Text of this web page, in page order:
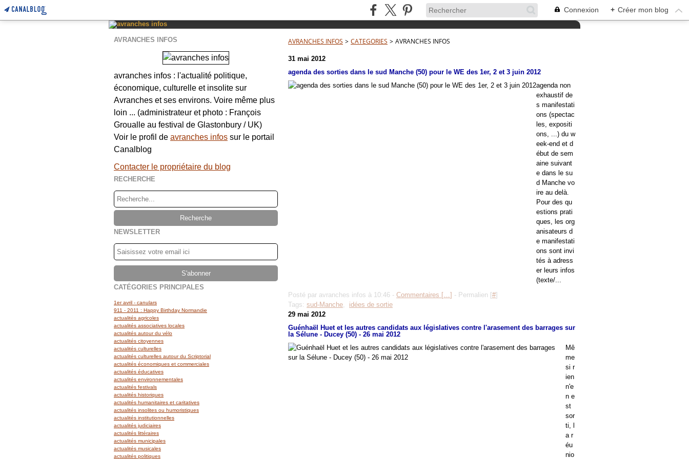
Connexion + Créer mon blog
AVRANCHES INFOS
avranches infos : l'actualité politique,
économique, culturelle et insolite sur
Avranches et ses environs. Voire même plus
loin ... (administrateur et photo : François
Groualle au festival de Glastonbury / UK)
Voir le profil de avranches infos sur le portail
Canalblog
Contacter le propriétaire du blog
RECHERCHE
NEWSLETTER
CATÉGORIES PRINCIPALES
1er avril - canulars
911 - 2011 : Happy Birthday Normandie
actualités agricoles
actualités associatives locales
actualités autour du vélo
actualités citoyennes
actualités culturelles
actualités culturelles autour du Scriptorial
actualités économiques et commerciales
actualités éducatives
actualités environnementales
actualités festivals
actualités historiques
actualités humanitaires et caritatives
actualités insolites ou humoristiques
actualités institutionnelles
actualités judiciaires
actualités littéraires
actualités municipales
actualités musicales
actualités politiques
AVRANCHES INFOS > CATEGORIES > AVRANCHES INFOS
31 mai 2012
agenda des sorties dans le sud Manche (50) pour le WE des 1er, 2 et 3 juin 2012
agenda non
exhaustif de
s manifestati
ons (spectac
les, expositi
ons, ...) du w
eek-end et d
ébut de sem
aine suivant
e dans le su
d Manche vo
ire au delà.
Pour des qu
estions prati
ques, les org
anisateurs d
e manifestati
ons sont invi
tés à adress
er leurs infos
(texte/...
Posté par avranches infos à 10:46 - Commentaires […] - Permalien [#]
Tags: sud-Manche, idées de sortie
29 mai 2012
Guénhaël Huet et les autres candidats aux législatives contre l'arasement des barrages sur
la Sélune - Ducey (50) - 26 mai 2012
Mê
me
si r
ien
n'e
n e
st
sor
ti, l
a r
éu
nio